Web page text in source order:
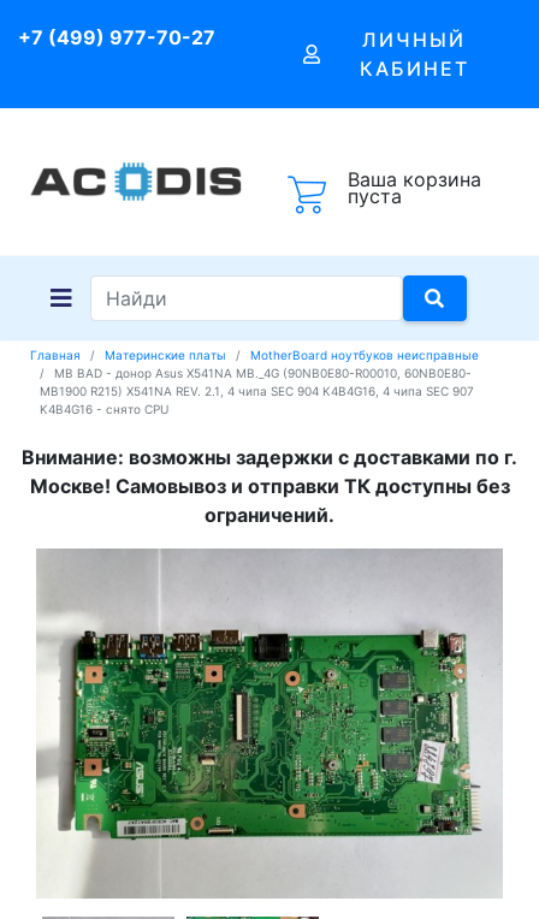
+7 (499) 977-70-27
ЛИЧНЫЙ
КАБИНЕТ
Ваша корзина
пуста
Главная Материнские платы
MotherBoard ноутбуков неисправные
MB BAD - донор Asus X541NA MB._4G (90NB0E80-R00010, 60NB0E80-
MB1900 R215) X541NA REV. 2.1, 4 чипа SEC 904 K4B4G16, 4 чипа SEC 907
K4B4G16 - снято CPU
Внимание: возможны задержки с доставками по г.
Москве! Самовывоз и отправки ТК доступны без
ограничений.